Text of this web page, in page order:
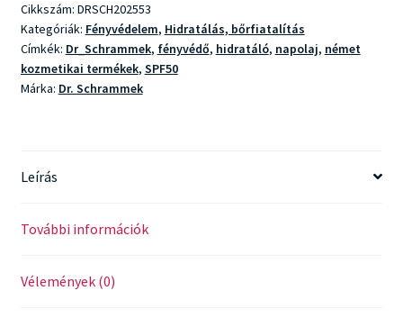
SPF
50
mennyiség
Cikkszám: DRSCH202553
Kategóriák: Fényvédelem, Hidratálás, bőrfiatalítás
Címkék: Dr_Schrammek, fényvédő, hidratáló, napolaj, német
kozmetikai termékek, SPF50
Márka: Dr. Schrammek
Leírás
További információk
Vélemények (0)